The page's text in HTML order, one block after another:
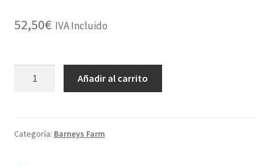
52,50€ IVA Incluido
Añadir al carrito
Categoría: Barneys Farm